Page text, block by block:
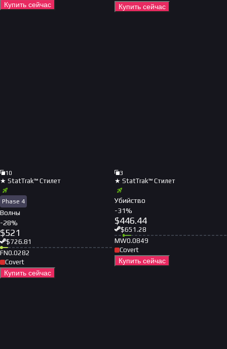
Купить сейчас Купить сейчас
10
★ StatTrak™ Стилет
Phase 4
Волны
-28%
$521
$726.81
FN0.0282
Covert
Купить сейчас
3
★ StatTrak™ Стилет
Убийство
-31%
$446.44
$651.28
MW0.0849
Covert
Купить сейчас